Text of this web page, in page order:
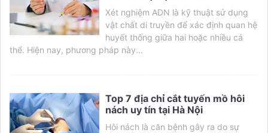
Xét nghiệm ADN là kỹ thuật sử dụng
vật chất di truyền để xác định quan hệ
huyết thống giữa hai hoặc nhiều cá
thể. Hiện nay, phương pháp này...
Top 7 địa chỉ cắt tuyến mồ hôi
nách uy tín tại Hà Nội
Hôi nách là căn bệnh gây ra do sự